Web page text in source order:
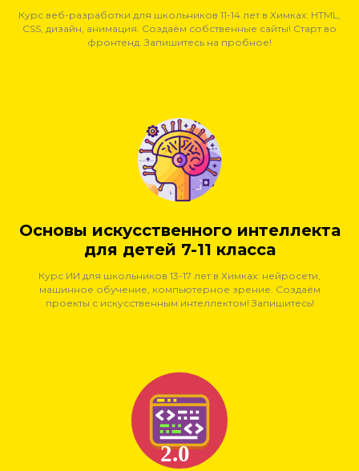
Курс веб-разработки для школьников 11-14 лет в Химках: HTML,
CSS, дизайн, анимация. Создаём собственные сайты! Старт во
фронтенд. Запишитесь на пробное!
Основы искусственного интеллекта
для детей 7-11 класса
Курс ИИ для школьников 13-17 лет в Химках: нейросети,
машинное обучение, компьютерное зрение. Создаём
проекты с искусственным интеллектом! Запишитесь!